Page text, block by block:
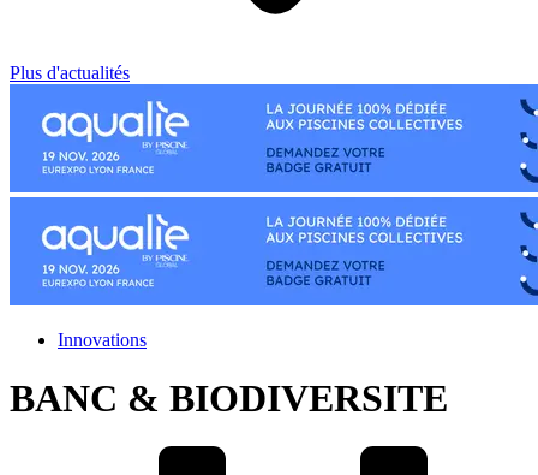
Plus d'actualités
Innovations
BANC & BIODIVERSITE